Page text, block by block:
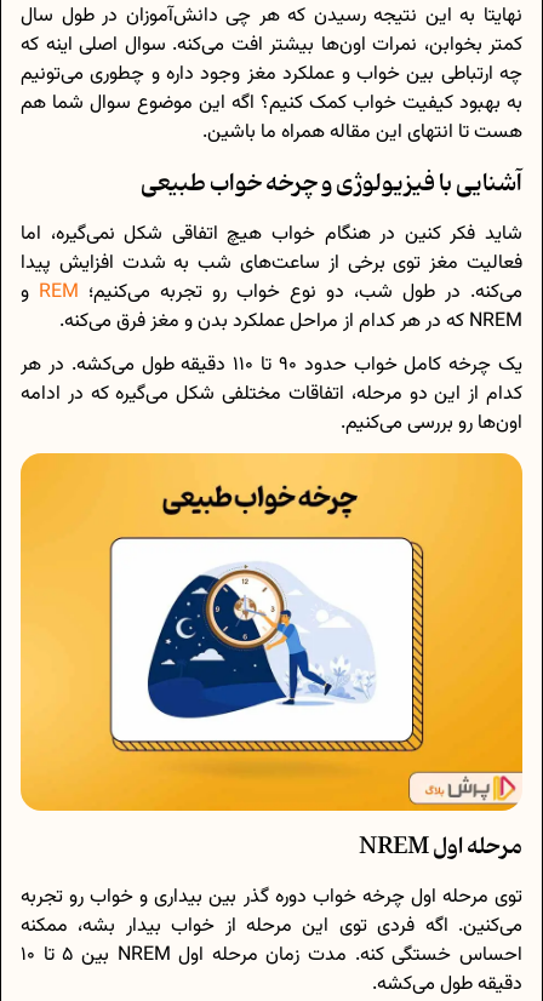
نهایتا به این نتیجه رسیدن که هر چی دانش‌آموزان در طول سال
کمتر بخوابن، نمرات اون‌ها بیشتر افت می‌کنه. سوال اصلی اینه که
چه ارتباطی بین خواب و عملکرد مغز وجود داره و چطوری می‌تونیم
به بهبود کیفیت خواب کمک کنیم؟ اگه این موضوع سوال شما هم
هست تا انتهای این مقاله همراه ما باشین.
آشنایی با فیزیولوژی و چرخه خواب طبیعی
شاید فکر کنین در هنگام خواب هیچ اتفاقی شکل نمی‌گیره، اما
فعالیت مغز توی برخی از ساعت‌های شب به شدت افزایش پیدا
می‌کنه. در طول شب، دو نوع خواب رو تجربه می‌کنیم؛ REM و
NREM که در هر کدام از مراحل عملکرد بدن و مغز فرق می‌کنه.
یک چرخه کامل خواب حدود 90 تا 110 دقیقه طول می‌کشه. در هر
کدام از این دو مرحله، اتفاقات مختلفی شکل می‌گیره که در ادامه
اون‌ها رو بررسی می‌کنیم.
مرحله اول NREM
توی مرحله اول چرخه خواب دوره گذر بین بیداری و خواب رو تجربه
می‌کنین. اگه فردی توی این مرحله از خواب بیدار بشه، ممکنه
احساس خستگی کنه. مدت زمان مرحله اول NREM بین 5 تا 10
دقیقه طول می‌کشه.